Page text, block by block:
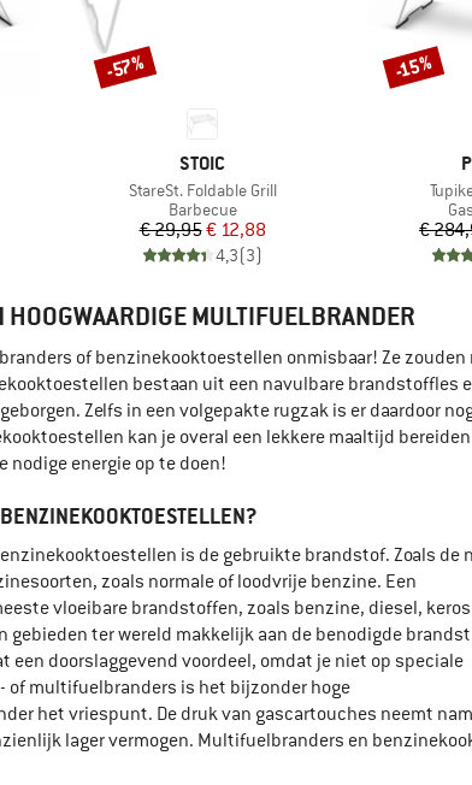
MERK
STOIC
Artikel
StareSt. Foldable Grill
Productgroep
Barbecue
Prijs
€ 29,95Verlaagde prijs
€ 12,88
4,3(3)
Korting
-57%
Artikel
€
Korting
-15%
MULTIFUELBRANDER
of benzinekooktoestellen onmisbaar! Ze zouden
bestaan uit een navulbare brandstoffles
Zelfs in een volgepakte rugzak is er daardoor
kan je overal een lekkere maaltijd
nodige energie op te doen!
is de gebruikte brandstof. Zoals de
zoals normale of loodvrije benzine. Een
vloeibare brandstoffen, zoals benzine, diesel,
ter wereld makkelijk aan de benodigde
doorslaggevend voordeel, omdat je niet op speciale
of multifuelbranders is het bijzonder hoge
het vriespunt. De druk van gascartouches neemt
lager vermogen. Multifuelbranders en